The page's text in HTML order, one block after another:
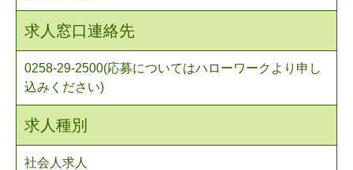
求人窓口連絡先
0258-29-2500(応募についてはハローワークより申し
込みください)
求人種別
社会人求人